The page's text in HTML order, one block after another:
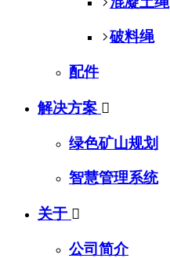
破料绳
配件
解决方案 
绿色矿山规划
智慧管理系统
关于 
公司简介